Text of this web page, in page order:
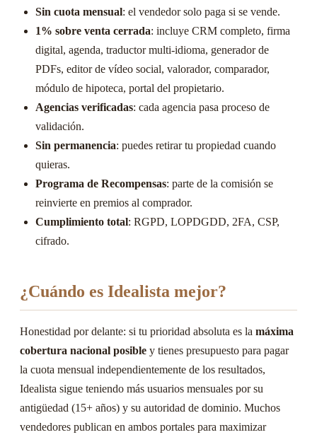
Sin cuota mensual: el vendedor solo paga si se vende.
1% sobre venta cerrada: incluye CRM completo, firma
digital, agenda, traductor multi-idioma, generador de
PDFs, editor de vídeo social, valorador, comparador,
módulo de hipoteca, portal del propietario.
Agencias verificadas: cada agencia pasa proceso de
validación.
Sin permanencia: puedes retirar tu propiedad cuando
quieras.
Programa de Recompensas: parte de la comisión se
reinvierte en premios al comprador.
Cumplimiento total: RGPD, LOPDGDD, 2FA, CSP,
cifrado.
¿Cuándo es Idealista mejor?
Honestidad por delante: si tu prioridad absoluta es la máxima
cobertura nacional posible y tienes presupuesto para pagar
la cuota mensual independientemente de los resultados,
Idealista sigue teniendo más usuarios mensuales por su
antigüedad (15+ años) y su autoridad de dominio. Muchos
vendedores publican en ambos portales para maximizar